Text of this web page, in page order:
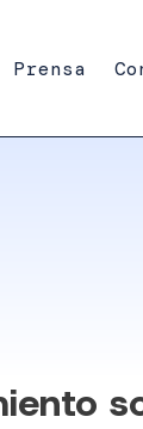
Prensa